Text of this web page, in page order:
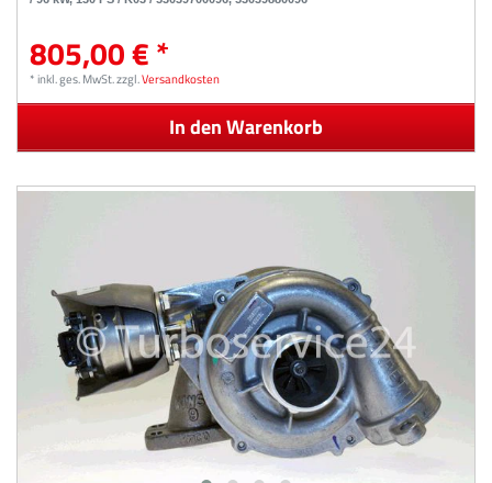
805,00 € *
*inkl. ges. MwSt.zzgl.Versandkosten
In den Warenkorb